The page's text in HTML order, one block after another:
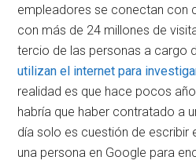
empleadores se conectan con
con más de 24 millones de
tercio de las personas a cargo
utilizan el internet para
realidad es que hace pocos
habría que haber contratado a
día solo es cuestión de escribir
una persona en Google para